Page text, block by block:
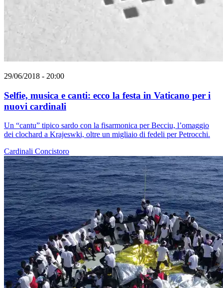
29/06/2018 - 20:00
Selfie, musica e canti: ecco la festa in Vaticano per i
nuovi cardinali
Un “cantu” tipico sardo con la fisarmonica per Becciu, l’omaggio
dei clochard a Krajeswki, oltre un migliaio di fedeli per Petrocchi.
Cardinali Concistoro